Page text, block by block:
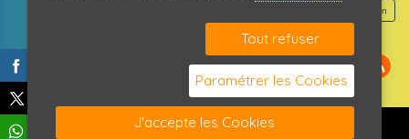
Contact / Plan
Tout refuser
Paramétrer les Cookies
J'accepte les Cookies